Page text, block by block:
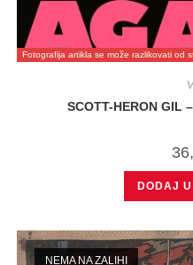
Fotografija artikla se može razlikovati od
SCOTT-HERON GIL
DODAJ
NEMA NA ZALIHI